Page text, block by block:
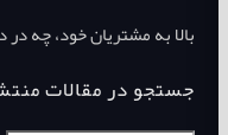
بالا به مشتریان خود، چه
جستجو در مقالات